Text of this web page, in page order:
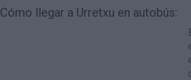
Cómo llegar a Urretxu en autobús: